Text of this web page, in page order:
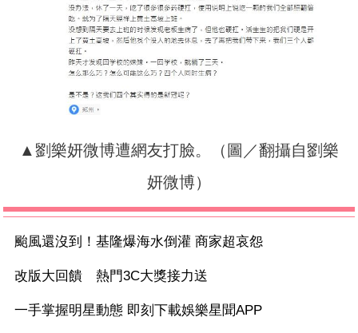
▲劉樂妍微博遭網友打臉。（圖／翻攝自劉樂
妍微博）
颱風還沒到！基隆爆海水倒灌 商家超哀怨
改版大回饋 熱門3C大獎接力送
一手掌握明星動態 即刻下載娛樂星聞APP